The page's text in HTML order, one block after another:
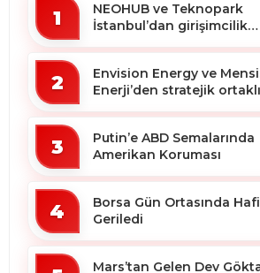
1
NEOHUB ve Teknopark
İstanbul’dan girişimcilik
2
Envision Energy ve
Enerji’den stratejik
3
Putin’e ABD Semalarında
Amerikan Koruması
4
Borsa Gün Ortasında
Geriledi
Mars’tan Gelen Dev